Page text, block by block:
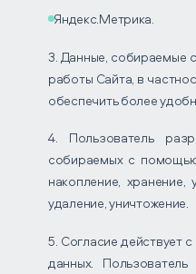
Яндекс.Метрика.
3. Данные, собираемые
работы Сайта, в
обеспечить более
4. Пользователь
собираемых с
накопление, хранение,
удаление, уничтожение.
5. Согласие действует
данных.